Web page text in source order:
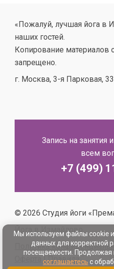
«Пожалуй, лучшая йога в
наших гостей.
Копирование материалов
запрещено.
г. Москва, 3-я Парковая, 33
Запись на занятия
всем
+7 (499)
© 2026 Студия йоги
Йога в Измайлово.
Политика
|Правила
Мы используем файлы cookie
данных для корректной
посещаемости. Продолжая
соглашаетесь с